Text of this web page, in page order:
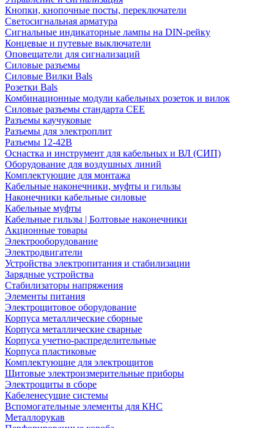
Кнопки, кнопочные посты, переключатели
Светосигнальная арматура
Сигнальные индикаторные лампы на DIN-рейку
Концевые и путевые выключатели
Оповещатели для сигнализаций
Силовые разъемы
Силовые Вилки Bals
Розетки Bals
Комбинационные модули кабельных розеток и вилок
Силовые разъемы стандарта CEE
Разъемы каучуковые
Разъемы для электроплит
Разъемы 12-42В
Оснастка и инструмент для кабельных и ВЛ (СИП)
Оборудование для воздушных линий
Комплектующие для монтажа
Кабельные наконечники, муфты и гильзы
Наконечники кабельные силовые
Кабельные муфты
Кабельные гильзы | Болтовые наконечники
Акционные товары
Электрооборудование
Электродвигатели
Устройства электропитания и стабилизации
Зарядные устройства
Стабилизаторы напряжения
Элементы питания
Электрощитовое оборудование
Корпуса металлические сборные
Корпуса металлические сварные
Корпуса учетно-распределительные
Корпуса пластиковые
Комплектующие для электрощитов
Щитовые электроизмерительные приборы
Электрощиты в сборе
Кабеленесущие системы
Вспомогательные элементы для КНС
Металлорукав